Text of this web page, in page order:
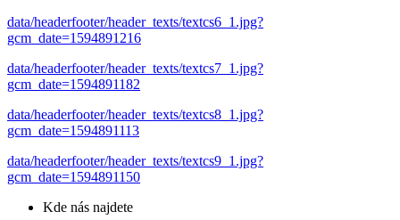
data/headerfooter/header_texts/textcs6_1.jpg?
gcm_date=1594891216
data/headerfooter/header_texts/textcs7_1.jpg?
gcm_date=1594891182
data/headerfooter/header_texts/textcs8_1.jpg?
gcm_date=1594891113
data/headerfooter/header_texts/textcs9_1.jpg?
gcm_date=1594891150
Kde nás najdete